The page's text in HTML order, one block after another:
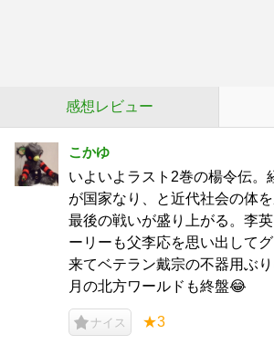
感想レビュー
こかゆ
いよいよラスト2巻の楊令伝。
が国家なり、と近代社会の体を
最後の戦いが盛り上がる。李
ーリーも父李応を思い出して
来てベテラン戴宗の不器用ぶ
月の北方ワールドも終盤😂
ナイス ★3